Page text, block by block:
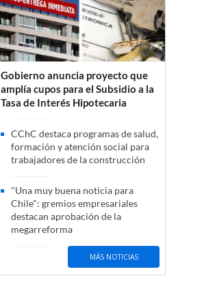
Gobierno anuncia proyecto que
amplía cupos para el Subsidio a la
Tasa de Interés Hipotecaria
CChC destaca programas de salud,
formación y atención social para
trabajadores de la construcción
"Una muy buena noticia para
Chile": gremios empresariales
destacan aprobación de la
megarreforma
MÁS NOTICIAS